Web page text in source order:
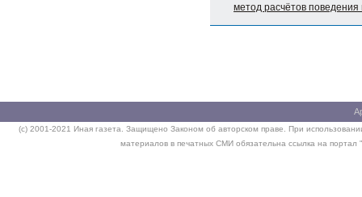
метод расчётов поведения
(c) 2001-2021 Иная газета. Защищено Законом об авторском праве. При
материалов в печатных СМИ обязательна ссылка на